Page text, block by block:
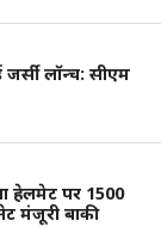
लॉन्च: सीएम
हेलमेट पर 1500
मंजूरी बाकी